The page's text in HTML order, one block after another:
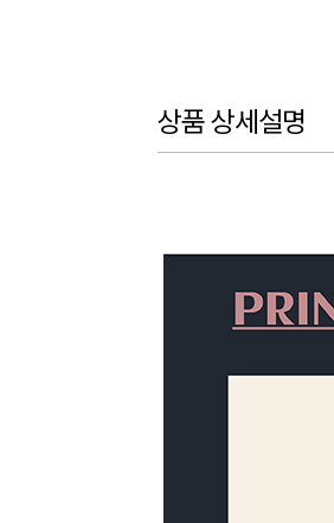
상품 상세설명